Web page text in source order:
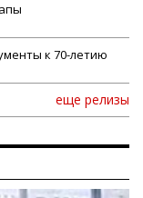
к 70-летию
еще релизы